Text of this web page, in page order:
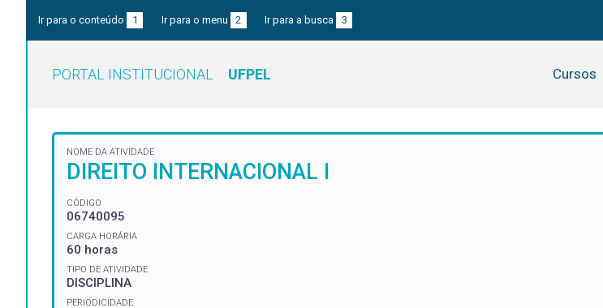
Ir para o conteúdo 1 Ir para o menu 2 Ir para a busca 3
PORTAL INSTITUCIONAL UFPEL Cursos
NOME DA ATIVIDADE
DIREITO INTERNACIONAL I
CÓDIGO
06740095
CARGA HORÁRIA
60 horas
TIPO DE ATIVIDADE
DISCIPLINA
PERIODICIDADE